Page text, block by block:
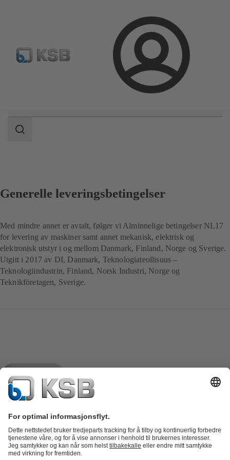
Logg
inn
Produktsøk Retur & reklamasjon Konfigurer
Søkeområde
Generelle leveringsbetingelser
Med mindre annet er avtalt, følger vi Alminnelige betingelser NL17
for levering av maskiner samt annet mekanisk, elektrisk og
elektronisk utstyr i og mellom Danmark, Finland, Norge og Sverige.
Utgitt i 2017 av DI, Danmark, Teknologiateollisuus –
Teknologiindustrin, Finland, Norsk Industri, Norge og
Teknikföretagen, Sverige.